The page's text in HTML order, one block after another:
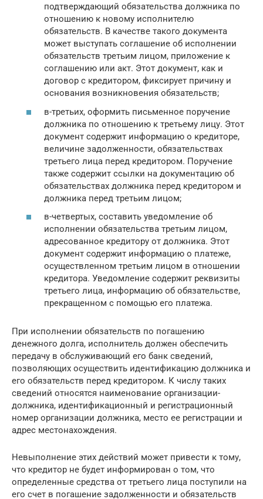
подтверждающий обязательства должника по
отношению к новому исполнителю
обязательств. В качестве такого документа
может выступать соглашение об исполнении
обязательств третьим лицом, приложение к
соглашению или акт. Этот документ, как и
договор с кредитором, фиксирует причину и
основания возникновения обязательств;
в-третьих, оформить письменное поручение
должника по отношению к третьему лицу. Этот
документ содержит информацию о кредиторе,
величине задолженности, обязательствах
третьего лица перед кредитором. Поручение
также содержит ссылки на документацию об
обязательствах должника перед кредитором и
должника перед третьим лицом;
в-четвертых, составить уведомление об
исполнении обязательства третьим лицом,
адресованное кредитору от должника. Этот
документ содержит информацию о платеже,
осуществленном третьим лицом в отношении
кредитора. Уведомление содержит реквизиты
третьего лица, информацию об обязательстве,
прекращенном с помощью его платежа.
При исполнении обязательств по погашению
денежного долга, исполнитель должен обеспечить
передачу в обслуживающий его банк сведений,
позволяющих осуществить идентификацию должника и
его обязательств перед кредитором. К числу таких
сведений относятся наименование организации-
должника, идентификационный и регистрационный
номер организации должника, место ее регистрации и
адрес местонахождения.
Невыполнение этих действий может привести к тому,
что кредитор не будет информирован о том, что
определенные средства от третьего лица поступили на
его счет в погашение задолженности и обязательств